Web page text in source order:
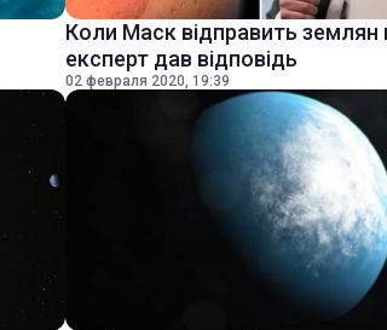
Коли Маск відправить землян
експерт дав відповідь
02 февраля 2020, 19:39